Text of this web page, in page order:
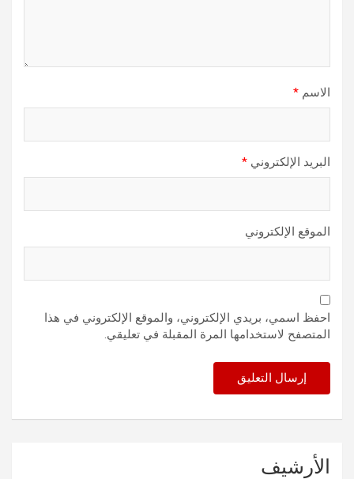
الاسم *
البريد الإلكتروني *
الموقع الإلكتروني
احفظ اسمي، بريدي الإلكتروني، والموقع الإلكتروني في هذا
المتصفح لاستخدامها المرة المقبلة في تعليقي.
الأرشيف